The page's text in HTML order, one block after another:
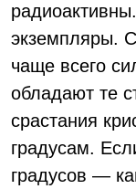
экземпляры.
чаще всего
обладают те
срастания
градусам.
градусов —